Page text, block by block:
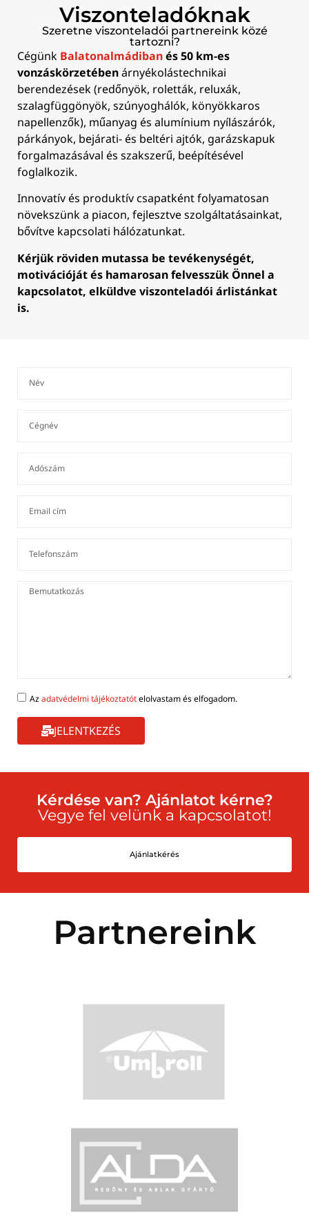
Viszonteladóknak
Szeretne viszonteladói partnereink közé
tartozni?
Cégünk Balatonalmádibanés 50 km-es
vonzáskörzetébenárnyékolástechnikai
berendezések (redőnyök, roletták, reluxák,
szalagfüggönyök, szúnyoghálók, könyökkaros
napellenzők), műanyag és alumínium nyílászárók,
párkányok, bejárati- és beltéri ajtók, garázskapuk
forgalmazásával és szakszerű, beépítésével
foglalkozik.
Innovatív és produktív csapatként folyamatosan
növekszünk a piacon, fejlesztve szolgáltatásainkat,
bővítve kapcsolati hálózatunkat.
Kérjük röviden mutassa be tevékenységét,
motivációját és hamarosan felvesszük Önnel a
kapcsolatot, elküldve viszonteladói árlistánkat
is.
Azadatvédelmi tájékoztatótelolvastam és elfogadom.
JELENTKEZÉS
Kérdése van? Ajánlatot kérne?
Vegye fel velünk a kapcsolatot!
Ajánlatkérés
Partnereink